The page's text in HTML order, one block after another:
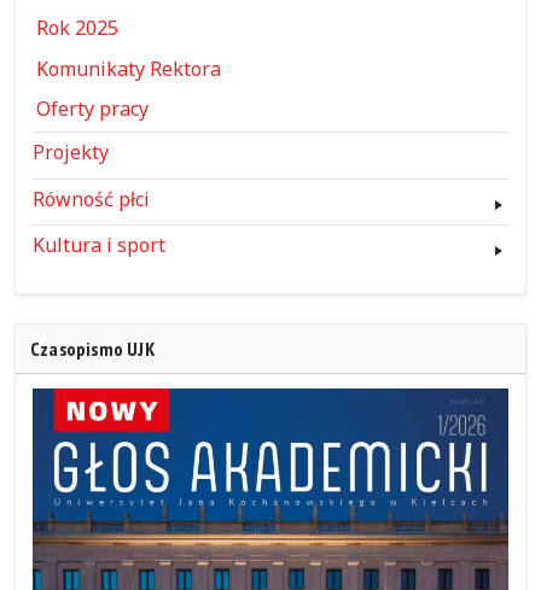
Rok 2025
Komunikaty Rektora
Oferty pracy
Projekty
Równość płci
Kultura i sport
Czasopismo UJK